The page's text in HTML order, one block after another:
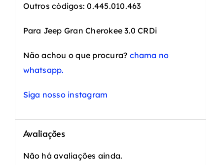
Outros códigos: 0.445.010.463
Para Jeep Gran Cherokee 3.0 CRDi
Não achou o que procura? chama no
whatsapp.
Siga nosso instagram
Avaliações
Não há avaliações ainda.